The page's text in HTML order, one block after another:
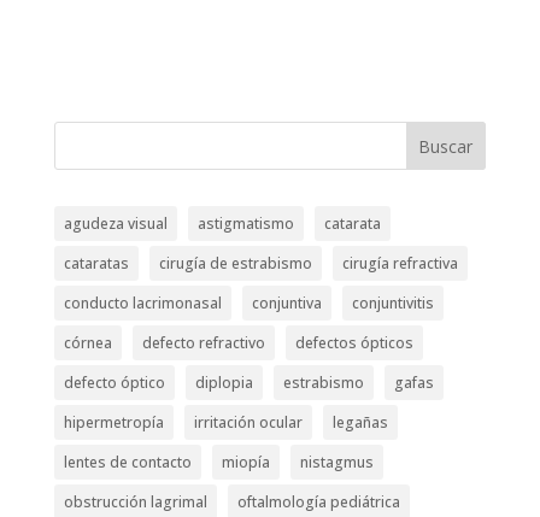
Buscar
agudeza visual astigmatismo
catarata
cataratas
cirugía de estrabismo
cirugía refractiva
conducto lacrimonasal
conjuntiva
conjuntivitis
córnea
defecto refractivo
defectos ópticos
defecto óptico
diplopia estrabismo
gafas
hipermetropía
irritación ocular
legañas
lentes de contacto
miopía
nistagmus
obstrucción lagrimal
oftalmología pediátrica